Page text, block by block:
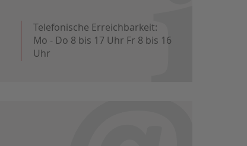
Telefonische Erreichbarkeit:
Mo - Do 8 bis 17 Uhr Fr 8 bis 16
Uhr